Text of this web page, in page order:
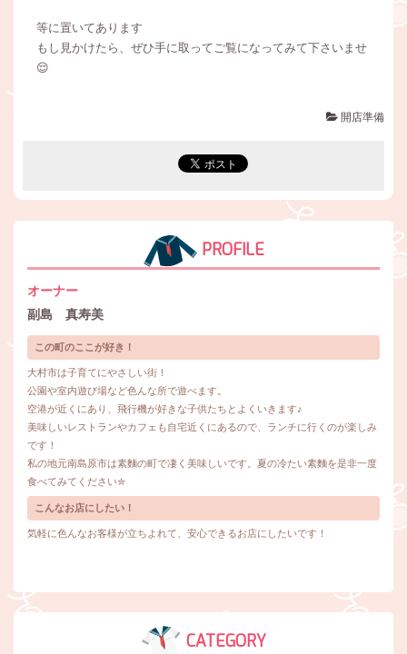
等に置いてあります
もし見かけたら、ぜひ手に取ってご覧になってみて下さいませ
😌
開店準備
PROFILE
オーナー
副島 真寿美
この町のここが好き！
大村市は子育てにやさしい街！
公園や室内遊び場など色んな所で遊べます。
空港が近くにあり、飛行機が好きな子供たちとよくいきます♪
美味しいレストランやカフェも自宅近くにあるので、ランチに行くのが楽しみ
です！
私の地元南島原市は素麵の町で凄く美味しいです。夏の冷たい素麵を是非一度
食べてみてください✮
こんなお店にしたい！
気軽に色んなお客様が立ちよれて、安心できるお店にしたいです！
CATEGORY